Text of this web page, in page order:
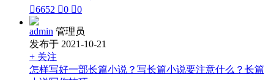
6652 0 0
admin 管理员
发布于 2021-10-21
+ 关注
怎样写好一部长篇小说？写长篇小说要注意什么？长篇